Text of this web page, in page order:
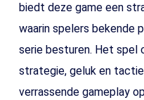
biedt deze game een
waarin spelers bekende
serie besturen. Het spel
strategie, geluk en
verrassende gameplay